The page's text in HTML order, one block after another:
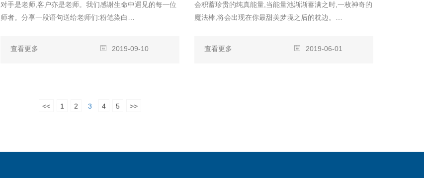
对手是老师,客户亦是老师。我们感谢生命中遇见的每一位
师者。分享一段语句送给老师们:粉笔染白…
查看更多 2019-09-10
会积蓄珍贵的纯真能量,当能量池渐渐蓄满之时,一枚神奇的
魔法棒,将会出现在你最甜美梦境之后的枕边。…
查看更多 2019-06-01
<< 1 2 3 4 5 >>